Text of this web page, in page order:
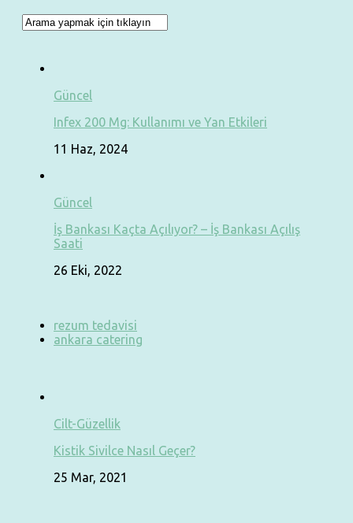
Güncel
Infex 200 Mg: Kullanımı ve Yan Etkileri
11 Haz, 2024
Güncel
İş Bankası Kaçta Açılıyor? – İş Bankası Açılış
Saati
26 Eki, 2022
rezum tedavisi
ankara catering
Cilt-Güzellik
Kistik Sivilce Nasıl Geçer?
25 Mar, 2021